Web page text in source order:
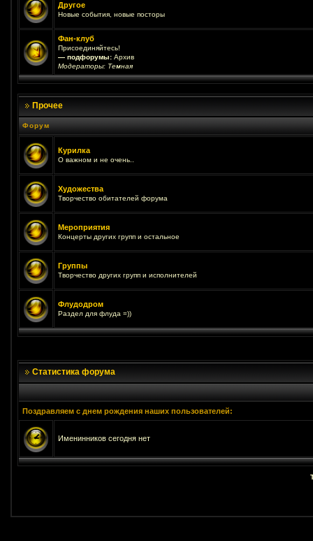
Другое
Новые события, новые посторы
Фан-клуб
Присоединяйтесь!
— подфорумы: Архив
Модераторы: Темная
Прочее
Форум
Курилка
О важном и не очень..
Художества
Творчество обитателей форума
Мероприятия
Концерты других групп и остальное
Группы
Творчество других групп и исполнителей
Флудодром
Раздел для флуда =))
Статистика форума
Поздравляем с днем рождения наших пользователей:
Именинников сегодня нет